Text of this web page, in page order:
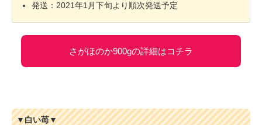
発送：2021年1月下旬より順次発送予定
さがほのか900gの詳細はコチラ
▼白い苺▼